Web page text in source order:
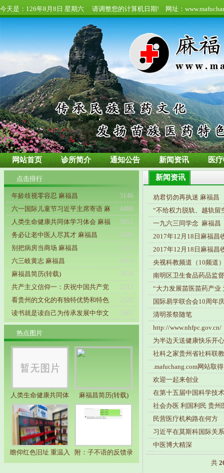
今天是： 126年8月8日 星期六 请调整您的计算机日期! 网址：
网站首页 诊所简介 通知公告 新闻资讯 医
点击排行
· 年龄歧视零容忍 麻福昌
3146
· 六一国际儿童节习近平主席寄语 麻
4480
· 人类生命健康共同体学习体会 麻福
3851
· 务必让老中医人尽其才 麻福昌
2041
· 别把病房当商场 麻福昌
2151
· 六三岐黄志 麻福昌
2114
· 麻福昌简历(转载)
3456
· 共产主义信仰一：庆祝中国共产党
2212
· 看贵州的文化的有独特优势和特色
2125
· 读书就是读自己为传承发展中华文 2402
热点图片
人类生命健康共同体 麻福昌简历(转载)
瞻仰红色旧址 重温入 附：子不语的反馈录
新闻资讯
· 劝君切勿再执迷 麻福昌
· “不给权力脱轨、越轨留
· 一九六三同学念 麻福昌
· 2017年12月18日麻福昌
· 2017年12月18日麻福昌
· 央视科教频道（10频道
· 南明区卫生食品药品监
· “大力发展苗医苗药产业
· 国际易学联合会10周年
· 清明茶祭随笔
· http://www.nhfpc.gov.cn/
· 为半边天送健康快乐开
· 社科之家贵州省社科联
· .mafuchang.com网站取
· 欢迎一起来创业
· 在第十五届中国科学技
· 社会办医 利国利民 贵州
· 民营医疗机构路在何方
· 习近平在莫斯科国际关
· 中医博大精深
共